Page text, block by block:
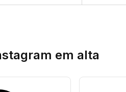
em alta